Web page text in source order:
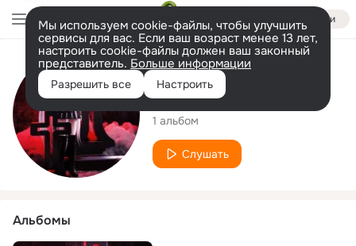
Войти
Мы используем cookie-файлы, чтобы улучшить
сервисы для вас. Если ваш возраст менее 13 лет,
настроить cookie-файлы должен ваш законный
представитель. Больше информации
Разрешить все Настроить
Исполнитель
Jqstiop
1 альбом
Слушать
Альбомы